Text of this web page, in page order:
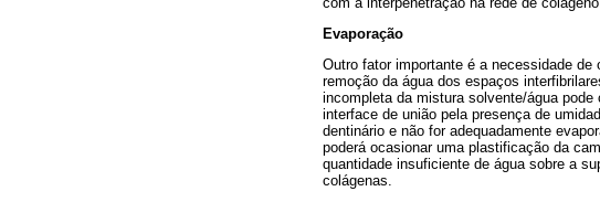
Evaporação
Outro fator importante é a necessidade
remoção da água dos espaços
incompleta da mistura solvente/água
interface de união pela presença de
dentinário e não for adequadamente
poderá ocasionar uma plastificação da
quantidade insuficiente de água sobre a
colágenas.